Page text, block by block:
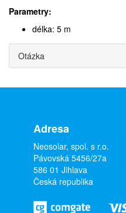
Parametry:
délka: 5 m
Otázka
Adresa
Neosolar, spol. s r.o.
Pávovská 5456/27a
586 01 Jihlava
Česká republika